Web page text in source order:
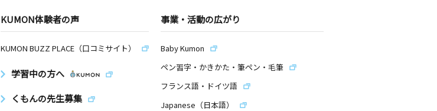
KUMON体験者の声
KUMON BUZZ PLACE（口コミサイト）
学習中の方へ
くもんの先生募集
事業・活動の広がり
Baby Kumon
ペン習字・かきかた・筆ペン・毛筆
フランス語・ドイツ語
Japanese（日本語）